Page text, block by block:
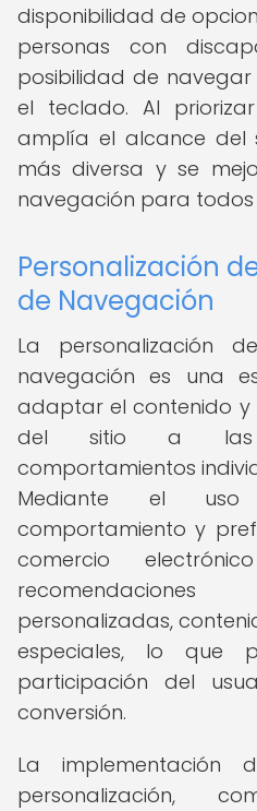
disponibilidad de
personas con
posibilidad de
el teclado. Al
amplía el alcance del
más diversa y se
navegación para todos
Personalización
de Navegación
La personalización
navegación es una
adaptar el contenido y
del sitio a las
comportamientos
Mediante el
comportamiento y
comercio
personalizadas,
especiales, lo que
participación del
conversión.
La implementación
personalización,